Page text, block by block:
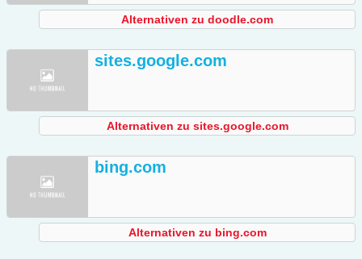
Alternativen zu doodle.com
sites.google.com
Alternativen zu sites.google.com
bing.com
Alternativen zu bing.com